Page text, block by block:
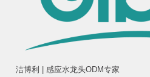
洁博利 | 感应水龙头ODM专家